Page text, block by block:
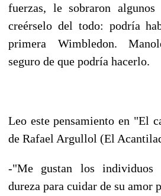
fuerzas, le sobraron
creérselo del todo: podría
primera Wimbledon.
seguro de que podría hacerlo.
Leo este pensamiento en "El
de Rafael Argullol (El
-"Me gustan los individuos
dureza para cuidar de su amor